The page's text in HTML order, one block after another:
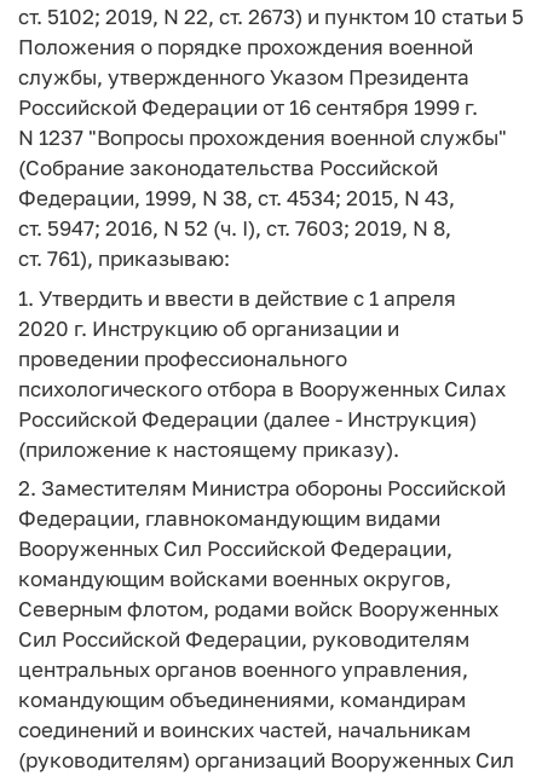
ст. 5102; 2019, N 22, ст. 2673) и пунктом 10 статьи 5
Положения о порядке прохождения военной
службы, утвержденного Указом Президента
Российской Федерации от 16 сентября 1999 г.
N 1237 "Вопросы прохождения военной службы"
(Собрание законодательства Российской
Федерации, 1999, N 38, ст. 4534; 2015, N 43,
ст. 5947; 2016, N 52 (ч. I), ст. 7603; 2019, N 8,
ст. 761), приказываю:
1. Утвердить и ввести в действие с 1 апреля
2020 г. Инструкцию об организации и
проведении профессионального
психологического отбора в Вооруженных Силах
Российской Федерации (далее - Инструкция)
(приложение к настоящему приказу).
2. Заместителям Министра обороны Российской
Федерации, главнокомандующим видами
Вооруженных Сил Российской Федерации,
командующим войсками военных округов,
Северным флотом, родами войск Вооруженных
Сил Российской Федерации, руководителям
центральных органов военного управления,
командующим объединениями, командирам
соединений и воинских частей, начальникам
(руководителям) организаций Вооруженных Сил